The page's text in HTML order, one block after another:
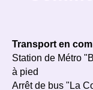
Transport en
Station de Métro
à pied
Arrêt de bus "La